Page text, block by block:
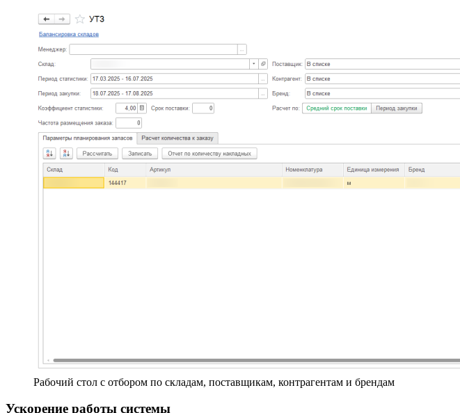
Рабочий стол с отбором по складам, поставщикам, контрагентам и брендам
Ускорение работы системы